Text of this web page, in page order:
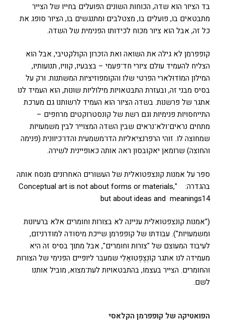
בד הציור הוא שדה, הכוחות השונים הפועלים בחייו של הצייר
מתבטאים בו, פועלים בו, מצטלבים ומתנגשים בו, הציור סופג את
כל זה, אבל הוא ציור מכוח לכידותו הפנימית של השדה.
קופפרמן לא גילה את השואה ואת הזכרון הקולקטיבי, אבל הוא
הצליח להעמיד עולם ציורי חד־פעמי – בצבעיו, קוויו, תנועותיו,
המילון המוֹדוּלארי הפרטי שלו והקומפוזיציות המשתנות. ורק על
בסיס מבני זה, ובעזרת התבטאויות מילוליות שונות, הוא העמיד לנו
אתגר של פרשנות. בשדה הציור הוא העמיד לרשותנו גם מערכת
התייחסויות פנימיות וגם רשת של קונסטרוקטים מרחפים –
מתחים נראים־ולא־נראים שבין השדה המצוייר לבין משמעויות
שמחוצה לו. זוהי הרפרנציאליות הדו־משמעית והדו־כיוונית (פנימה
והחוצה) שרומאן יאקובסון ראה אותה כאופיינית לשירה.
ספר על אמנות קונצפטואלית של העשורים האחרונים מנסח אותה
בהגדרה: "Conceptual art is not about forms or materials,
but about ideas and meanings14
("אמנות קונצפטואלית עניינה לא בצורות וחומרים אלא ברעיונות
ומשמעויות"). עבודתו של קופפרמן שייכת מיסודה למודרניזם,
לעיבוד המעוצם של "צורות וחומרים", אבל מתוך בסיס זה היא
מעמידה לנו אתגר קוֹנְצֶפְטוּאַלִי שמעבר ליופיים הפנימי של הצורות
והחומרים. הצייר בעצמו, בהתבטאויות לעת־מצוא, מוביל אותנו
לשם.
הפואטיקה של קופפרמן הקלאסי